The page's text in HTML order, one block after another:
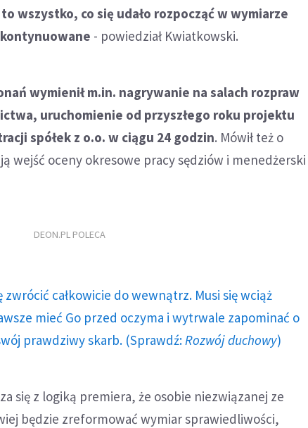
wszystko, co się udało rozpocząć w wymiarze
- powiedział Kwiatkowski.
wymienił m.in. nagrywanie na salach rozpraw
uruchomienie od przyszłego roku projektu
spółek z o.o. w ciągu 24 godzin. Mówił też o
wejść oceny okresowe pracy sędziów i menedżerski
DEON.PL POLECA
zwrócić całkowicie do wewnątrz. Musi się wciąż
mieć Go przed oczyma i wytrwale zapominać o
prawdziwy skarb. (Sprawdź: Rozwój duchowy)
się z logiką premiera, że osobie niezwiązanej ze
będzie zreformować wymiar sprawiedliwości,